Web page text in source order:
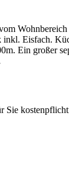
Eisfach.
Ein großer
Sie